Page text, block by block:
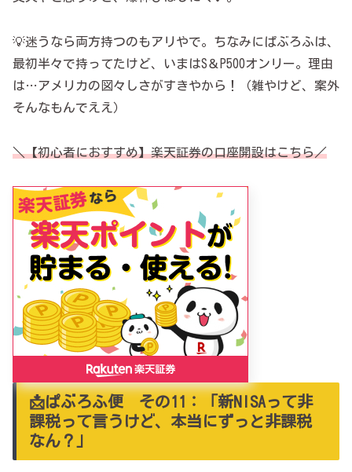
💡迷うなら両方持つのもアリやで。ちなみにぱぶろふは、
最初半々で持ってたけど、いまはS＆P500オンリー。理由
は…アメリカの図々しさがすきやから！（雑やけど、案外
そんなもんでええ）
＼【初心者におすすめ】楽天証券の口座開設はこちら／
📩ぱぶろふ便 その11：「新NISAって非
課税って言うけど、本当にずっと非課税
なん？」